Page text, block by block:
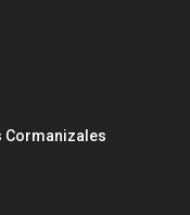
Cormanizales